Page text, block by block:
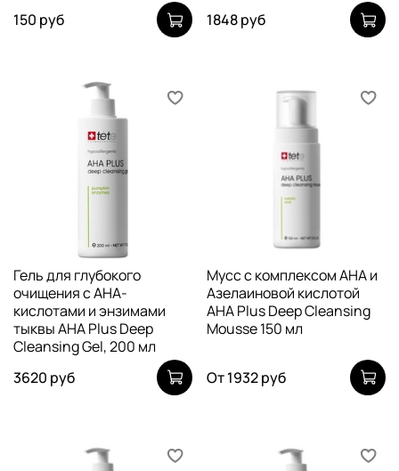
150 руб
1848 руб
Гель для глубокого
очищения с АНА-
кислотами и энзимами
тыквы AHA Plus Deep
Cleansing Gel, 200 мл
3620 руб
Мусс c комплексом AHA и
Азелаиновой кислотой
AHA Plus Deep Cleansing
Mousse 150 мл
От1932 руб